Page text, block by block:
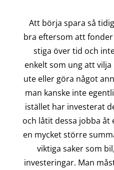
Att börja spara så
bra eftersom att
stiga över tid och
enkelt som ung att
ute eller göra något
man kanske inte
istället har investerat
och låtit dessa jobba åt
en mycket större
viktiga saker som
investeringar. Man